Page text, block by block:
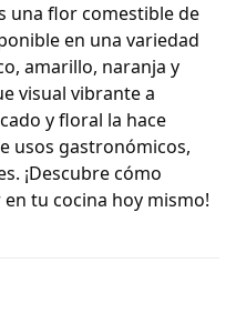
una flor comestible de
en una variedad
amarillo, naranja y
visual vibrante a
y floral la hace
usos gastronómicos,
¡Descubre cómo
tu cocina hoy mismo!